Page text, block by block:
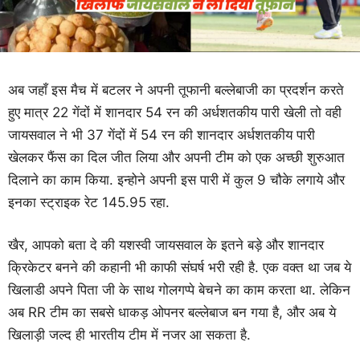
अब जहाँ इस मैच में बटलर ने अपनी तूफानी बल्लेबाजी का प्रदर्शन करते
हुए मात्र 22 गेंदों में शानदार 54 रन की अर्धशतकीय पारी खेली तो वही
जायसवाल ने भी 37 गेंदों में 54 रन की शानदार अर्धशतकीय पारी
खेलकर फैंस का दिल जीत लिया और अपनी टीम को एक अच्छी शुरुआत
दिलाने का काम किया. इन्होने अपनी इस पारी में कुल 9 चौके लगाये और
इनका स्ट्राइक रेट 145.95 रहा.
खैर, आपको बता दे की यशस्वी जायसवाल के इतने बड़े और शानदार
क्रिकेटर बनने की कहानी भी काफी संघर्ष भरी रही है. एक वक्त था जब ये
खिलाडी अपने पिता जी के साथ गोलगप्पे बेचने का काम करता था. लेकिन
अब RR टीम का सबसे धाकड़ ओपनर बल्लेबाज बन गया है, और अब ये
खिलाड़ी जल्द ही भारतीय टीम में नजर आ सकता है.